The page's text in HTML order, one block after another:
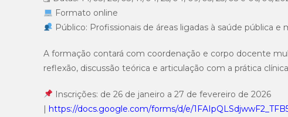
Formato online
Público: Profissionais de áreas ligadas à saúde pública e
A formação contará com coordenação e corpo docente
reflexão, discussão teórica e articulação com a prática
Inscrições: de 26 de janeiro a 27 de fevereiro de 2026
| https://docs.google.com/forms/d/e/